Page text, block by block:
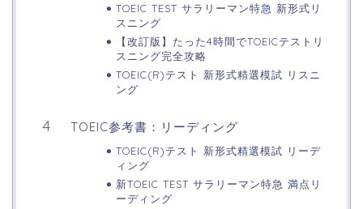
TOEIC TEST サラリーマン特急 新形式リ
スニング
【改訂版】たった4時間でTOEICテストリ
スニング完全攻略
TOEIC(R)テスト 新形式精選模試 リスニ
ング
TOEIC参考書：リーディング
TOEIC(R)テスト 新形式精選模試 リーデ
ィング
新TOEIC TEST サラリーマン特急 満点リ
ーディング